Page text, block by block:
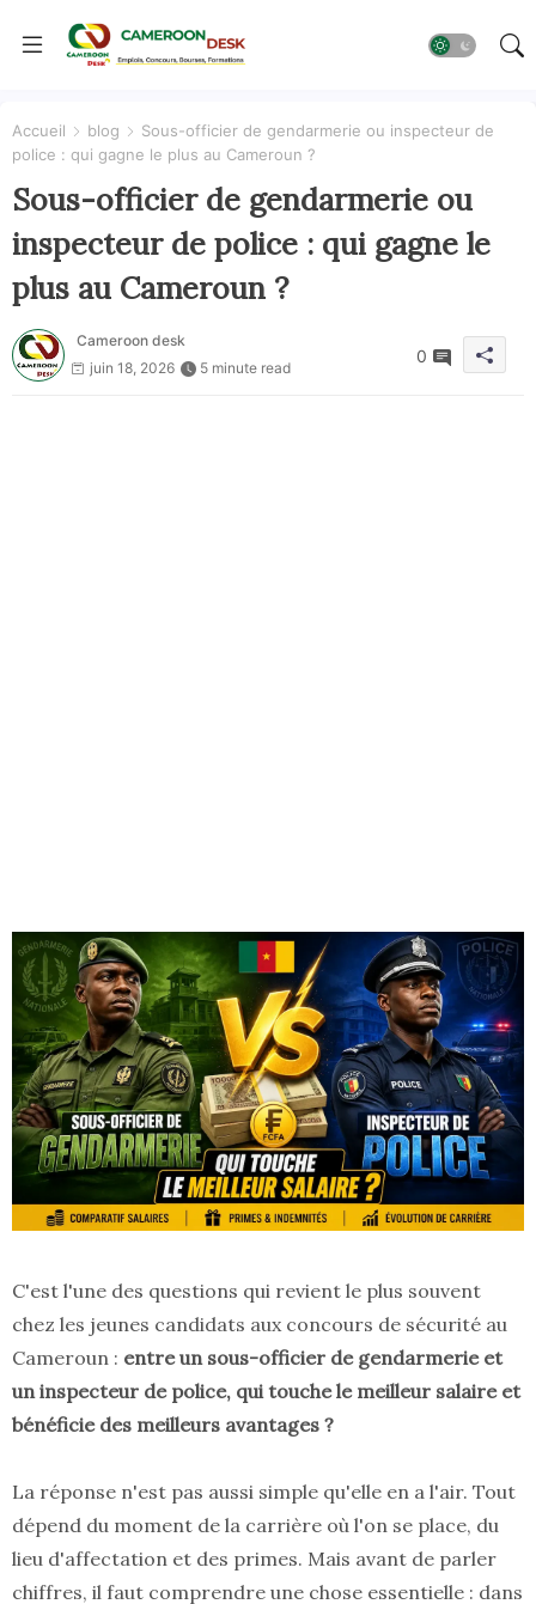
Accueil blog
Sous-officier de gendarmerie ou inspecteur de
police : qui gagne le plus au Cameroun ?
Sous-officier de gendarmerie ou
inspecteur de police : qui gagne le
plus au Cameroun ?
Cameroon desk
juin 18, 2026
5 minute read
0
C'est l'une des questions qui revient le plus souvent
chez les jeunes candidats aux concours de sécurité au
Cameroun : entre un sous-officier de gendarmerie et
un inspecteur de police, qui touche le meilleur salaire et
bénéficie des meilleurs avantages ?
La réponse n'est pas aussi simple qu'elle en a l'air. Tout
dépend du moment de la carrière où l'on se place, du
lieu d'affectation et des primes. Mais avant de parler
chiffres, il faut comprendre une chose essentielle : dans